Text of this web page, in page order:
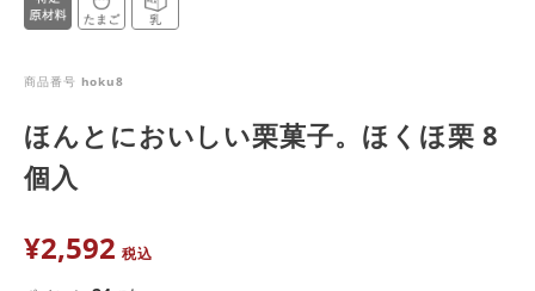
商品番号 hoku8
ほんとにおいしい栗菓子。ほくほ栗 8
個入
¥2,592 税込